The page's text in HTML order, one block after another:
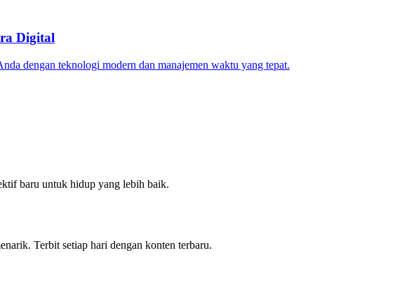
Digital
dengan teknologi modern dan manajemen waktu yang tepat.
baru untuk hidup yang lebih baik.
Terbit setiap hari dengan konten terbaru.